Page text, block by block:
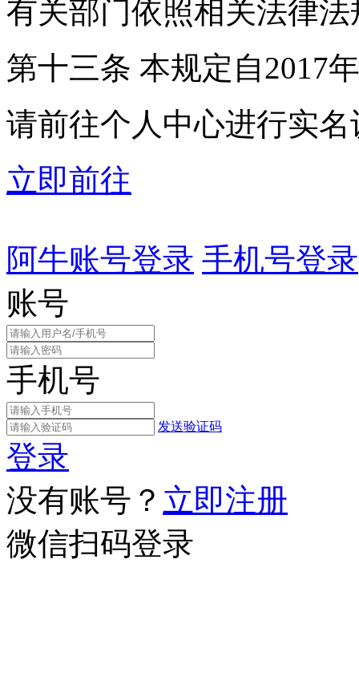
有关部门依照相关法律
第十三条 本规定自2017
请前往个人中心进行实名
立即前往
阿牛账号登录 手机号登录
账号
手机号
发送验证码
登录
没有账号？ 立即注册
微信扫码登录